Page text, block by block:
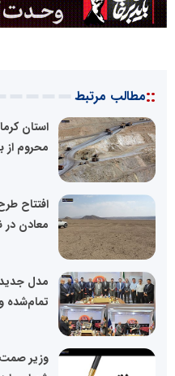
::مطالب مرتبط
استان
محروم از
افتتاح
معادن در
مدل
وزیر